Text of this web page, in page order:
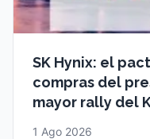
SK Hynix: el
compras del
mayor rally del
1 Ago 2026